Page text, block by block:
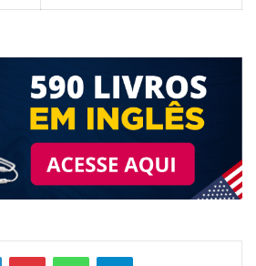
LinkedinPinterestWhatsAppTelegram